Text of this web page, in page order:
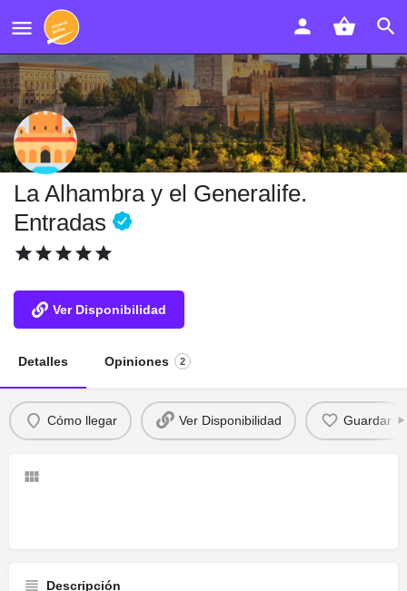
La Alhambra y el Generalife.
Entradas
Ver Disponibilidad
Detalles Opiniones 2
Cómo llegar Ver Disponibilidad Guardar
Descripción